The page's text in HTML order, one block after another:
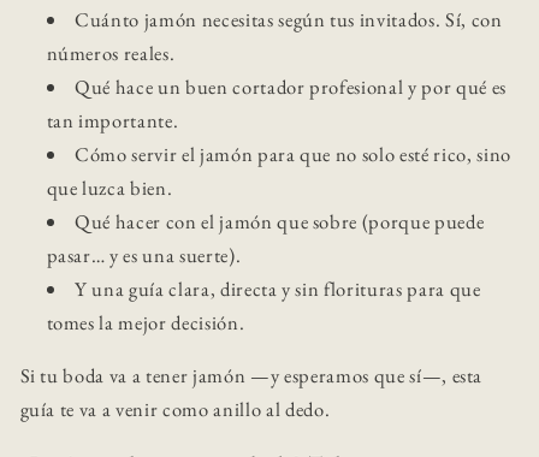
Cuánto jamón necesitas según tus invitados. Sí, con
números reales.
Qué hace un buen cortador profesional y por qué es
tan importante.
Cómo servir el jamón para que no solo esté rico, sino
que luzca bien.
Qué hacer con el jamón que sobre (porque puede
pasar… y es una suerte).
Y una guía clara, directa y sin florituras para que
tomes la mejor decisión.
Si tu boda va a tener jamón —y esperamos que sí—, esta
guía te va a venir como anillo al dedo.